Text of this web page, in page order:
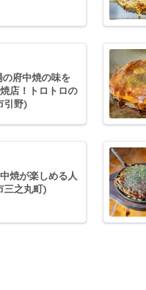
の府中焼の味を
店！トロトロの
引野)
焼が楽しめる人
三之丸町)